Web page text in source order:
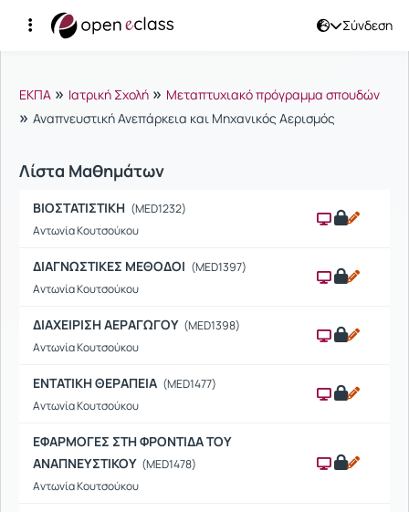
Σύνδεση
Μαθήματα
ΕΚΠΑ » Ιατρική Σχολή » Μεταπτυχιακό πρόγραμμα σπουδών
» Αναπνευστική Ανεπάρκεια και Μηχανικός Αερισμός
Λίστα Μαθημάτων
ΒΙΟΣΤΑΤΙΣΤΙΚΗ (MED1232)
Αντωνία Κουτσούκου
ΔΙΑΓΝΩΣΤΙΚΕΣ ΜΕΘΟΔΟΙ (MED1397)
Αντωνία Κουτσούκου
ΔΙΑΧΕΙΡΙΣΗ ΑΕΡΑΓΩΓΟΥ (MED1398)
Αντωνία Κουτσούκου
ΕΝΤΑΤΙΚΗ ΘΕΡΑΠΕΙΑ (MED1477)
Αντωνία Κουτσούκου
ΕΦΑΡΜΟΓΕΣ ΣΤΗ ΦΡΟΝΤΙΔΑ ΤΟΥ
ΑΝΑΠΝΕΥΣΤΙΚΟΥ (MED1478)
Αντωνία Κουτσούκου